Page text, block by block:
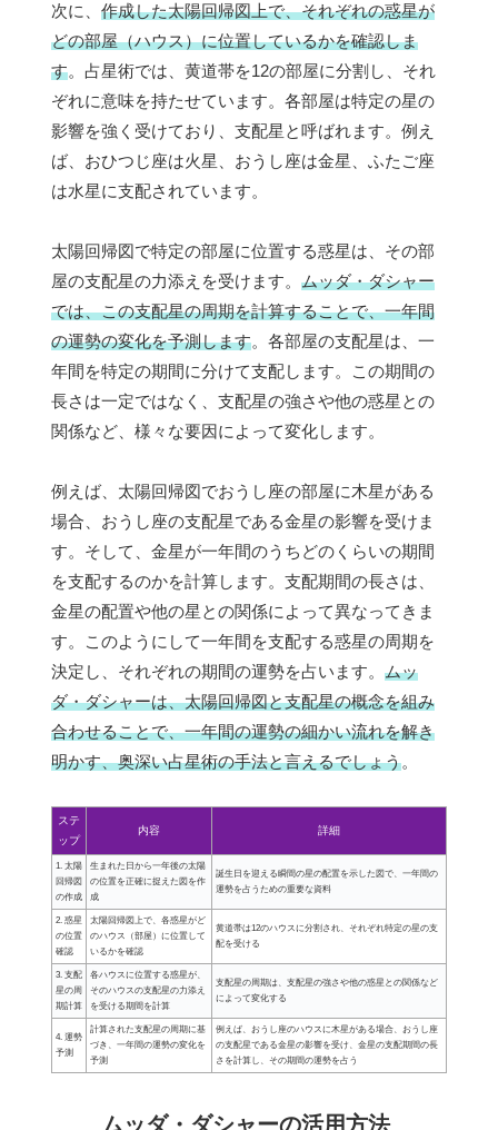
次に、 作成した太陽回帰図上で、それぞれの惑星が
どの部屋（ハウス）に位置しているかを確認しま
す。占星術では、黄道帯を12の部屋に分割し、それ
ぞれに意味を持たせています。各部屋は特定の星の
影響を強く受けており、支配星と呼ばれます。例え
ば、おひつじ座は火星、おうし座は金星、ふたご座
は水星に支配されています。
太陽回帰図で特定の部屋に位置する惑星は、その部
屋の支配星の力添えを受けます。 ムッダ・ダシャー
では、この支配星の周期を計算することで、一年間
の運勢の変化を予測します。各部屋の支配星は、一
年間を特定の期間に分けて支配します。この期間の
長さは一定ではなく、支配星の強さや他の惑星との
関係など、様々な要因によって変化します。
例えば、太陽回帰図でおうし座の部屋に木星がある
場合、おうし座の支配星である金星の影響を受けま
す。そして、金星が一年間のうちどのくらいの期間
を支配するのかを計算します。支配期間の長さは、
金星の配置や他の星との関係によって異なってきま
す。このようにして一年間を支配する惑星の周期を
決定し、それぞれの期間の運勢を占います。 ムッ
ダ・ダシャーは、太陽回帰図と支配星の概念を組み
合わせることで、一年間の運勢の細かい流れを解き
明かす、奥深い占星術の手法と言えるでしょう。
ステ
ップ
内容 詳細
1. 太陽
回帰図
の作成
生まれた日から一年後の太陽
の位置を正確に捉えた図を作
成
誕生日を迎える瞬間の星の配置を示した図で、一年間の
運勢を占うための重要な資料
2. 惑星
の位置
確認
太陽回帰図上で、各惑星がど
のハウス（部屋）に位置して
いるかを確認
黄道帯は12のハウスに分割され、それぞれ特定の星の支
配を受ける
3. 支配
星の周
期計算
各ハウスに位置する惑星が、
そのハウスの支配星の力添え
を受ける期間を計算
支配星の周期は、支配星の強さや他の惑星との関係など
によって変化する
4. 運勢
予測
計算された支配星の周期に基
づき、一年間の運勢の変化を
予測
例えば、おうし座のハウスに木星がある場合、おうし座
の支配星である金星の影響を受け、金星の支配期間の長
さを計算し、その期間の運勢を占う
ムッダ・ダシャーの活用方法